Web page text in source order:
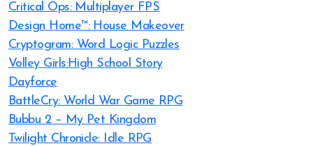
Critical Ops: Multiplayer FPS
Design Home™: House Makeover
Cryptogram: Word Logic Puzzles
Volley Girls:High School Story
Dayforce
BattleCry: World War Game RPG
Bubbu 2 – My Pet Kingdom
Twilight Chronicle: Idle RPG